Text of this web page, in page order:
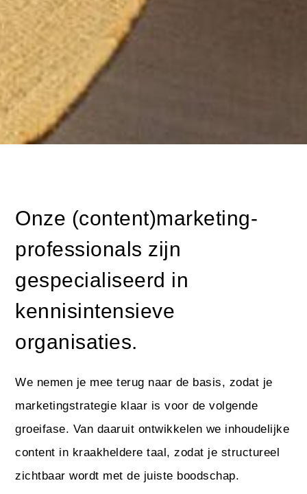
Onze (content)marketing-
professionals zijn
gespecialiseerd in
kennisintensieve
organisaties.
We nemen je mee terug naar de basis, zodat je
marketingstrategie klaar is voor de volgende
groeifase. Van daaruit ontwikkelen we inhoudelijke
content in kraakheldere taal, zodat je structureel
zichtbaar wordt met de juiste boodschap.